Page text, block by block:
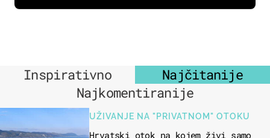
Inspirativno
Najčitanije
Najkomentiranije
UŽIVANJE NA "PRIVATNOM" OTOKU
Hrvatski otok na kojem živi samo